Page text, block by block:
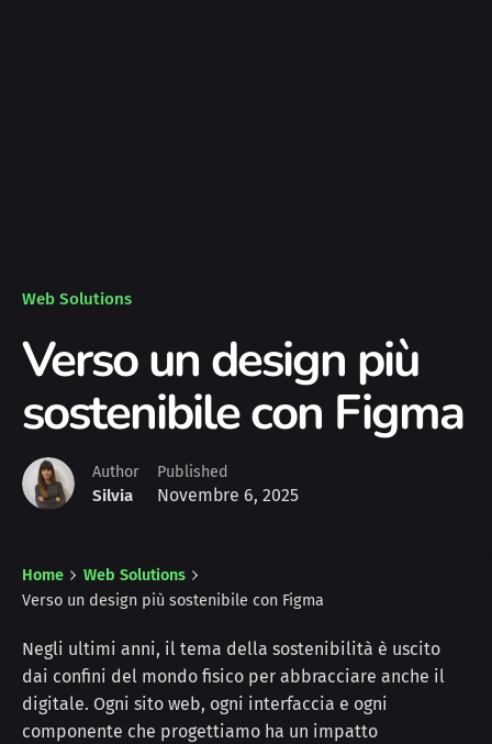
Web Solutions
Verso un design più
sostenibile con Figma
Author
Silvia
Published
Novembre 6, 2025
Home
Web Solutions
Verso un design più sostenibile con Figma
Negli ultimi anni, il tema della sostenibilità è uscito
dai confini del mondo fisico per abbracciare anche il
digitale. Ogni sito web, ogni interfaccia e ogni
componente che progettiamo ha un impatto